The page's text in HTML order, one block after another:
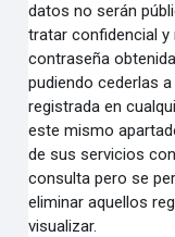
datos no serán
tratar confidencial y
contraseña
pudiendo cederlas
registrada en
estemismo
de sus servicios
consulta pero se
eliminar aquellos
visualizar.